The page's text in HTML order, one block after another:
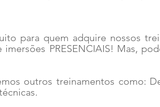
para quem adquire nossos
PRESENCIAIS! Mas,
outros treinamentos como: